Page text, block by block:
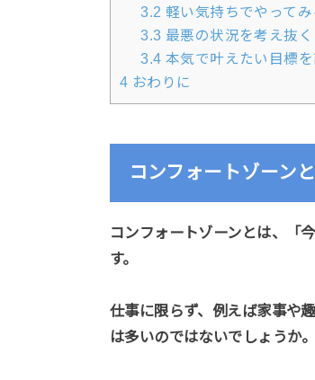
3.2 軽い気持ちでやってみ
3.3 最悪の状況を考え抜く
3.4 本気で叶えたい目標
4 おわりに
コンフォートゾーン
コンフォートゾーンとは、「
す。
仕事に限らず、例えば家事や
は多いのではないでしょうか。